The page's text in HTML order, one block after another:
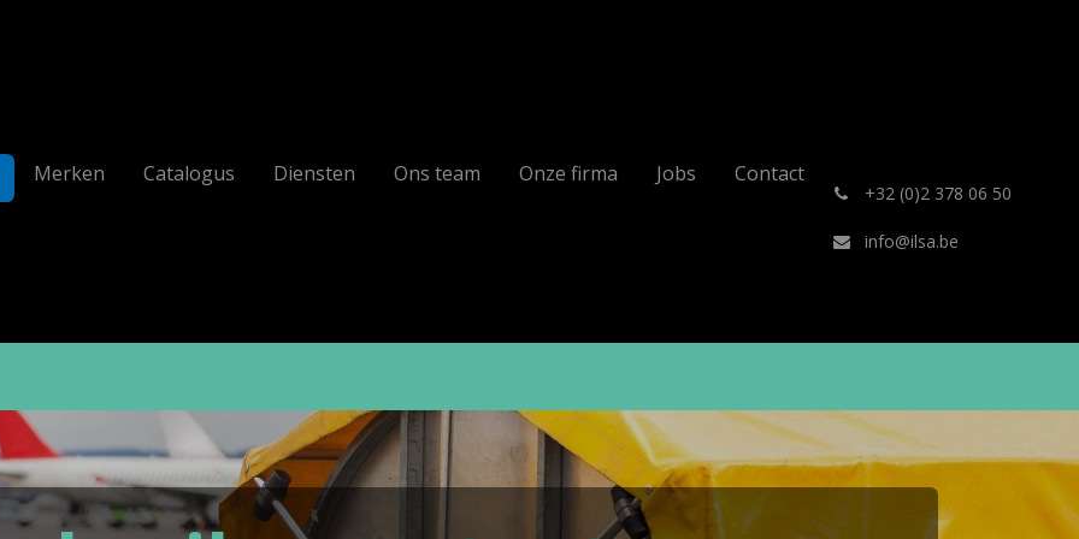
Merken Catalogus Diensten Ons team Onze firma Jobs Contact
+32 (0)2 378 06 50
info@ilsa.be